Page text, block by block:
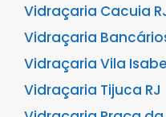
Vidraçaria Cacuia
Vidraçaria
Vidraçaria Vila
Vidraçaria Tijuca RJ